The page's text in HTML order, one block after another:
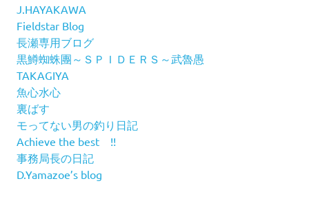
J.HAYAKAWA
Fieldstar Blog
長瀬専用ブログ
黒鱒蜘蛛團～ＳＰＩＤＥＲＳ～武魯愚
TAKAGIYA
魚心水心
裏ばす
モってない男の釣り日記
Achieve the best !!
事務局長の日記
D.Yamazoe’s blog